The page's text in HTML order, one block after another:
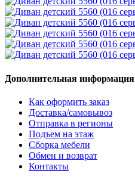
Дополнительная информация
Как оформить заказ
Доставка/самовывоз
Отправка в регионы
Подъем на этаж
Сборка мебели
Обмен и возврат
Контакты